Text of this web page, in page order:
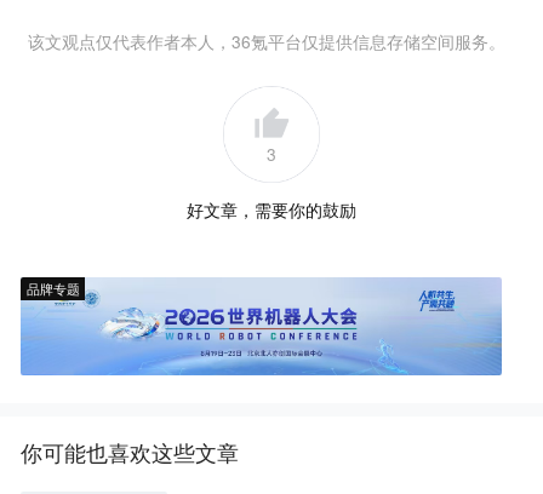
该文观点仅代表作者本人，36氪平台仅提供信息存储空间服务。
3
好文章，需要你的鼓励
品牌专题
你可能也喜欢这些文章